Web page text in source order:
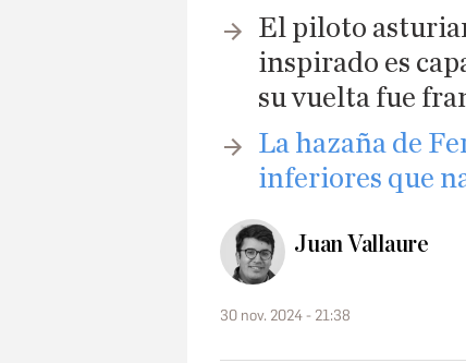
El piloto
inspirado es
su vuelta fue
La hazaña de
inferiores que
Juan Vallaure
30 nov. 2024 - 21:38